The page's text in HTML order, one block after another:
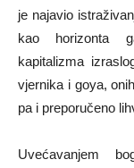
je najavio
kao horizonta
kapitalizma
vjernika i goya,
pa i preporučeno
Uvećavanjem